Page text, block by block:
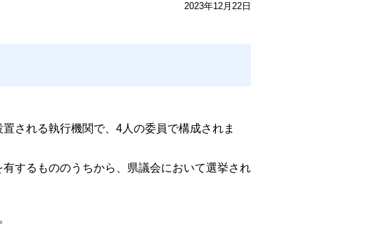
2023年12月22日
される執行機関で、4人の委員で構成されま
するもののうちから、県議会において選挙され